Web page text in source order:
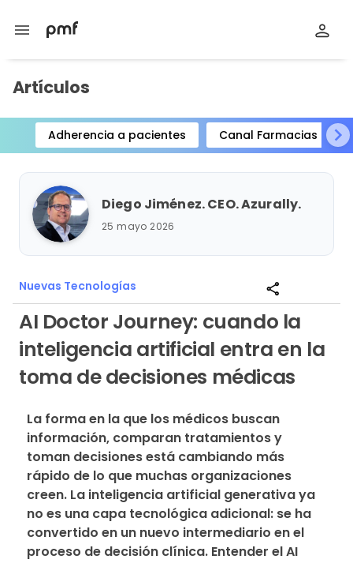
menu
Artículos
Adherencia a pacientes Canal Farmacias
Item
1
15
Diego Jiménez. CEO. Azurally.
25 mayo 2026
Nuevas Tecnologías share
AI Doctor Journey: cuando la
inteligencia artificial entra en la
toma de decisiones médicas
La forma en la que los médicos buscan
información, comparan tratamientos y
toman decisiones está cambiando más
rápido de lo que muchas organizaciones
creen. La inteligencia artificial generativa ya
no es una capa tecnológica adicional: se ha
convertido en un nuevo intermediario en el
proceso de decisión clínica. Entender el AI